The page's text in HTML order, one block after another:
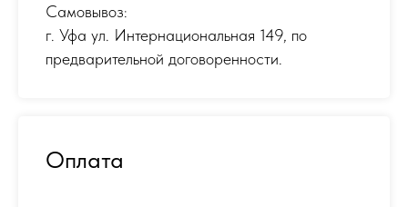
Самовывоз:
г. Уфа ул. Интернациональная 149, по
предварительной договоренности.
Оплата